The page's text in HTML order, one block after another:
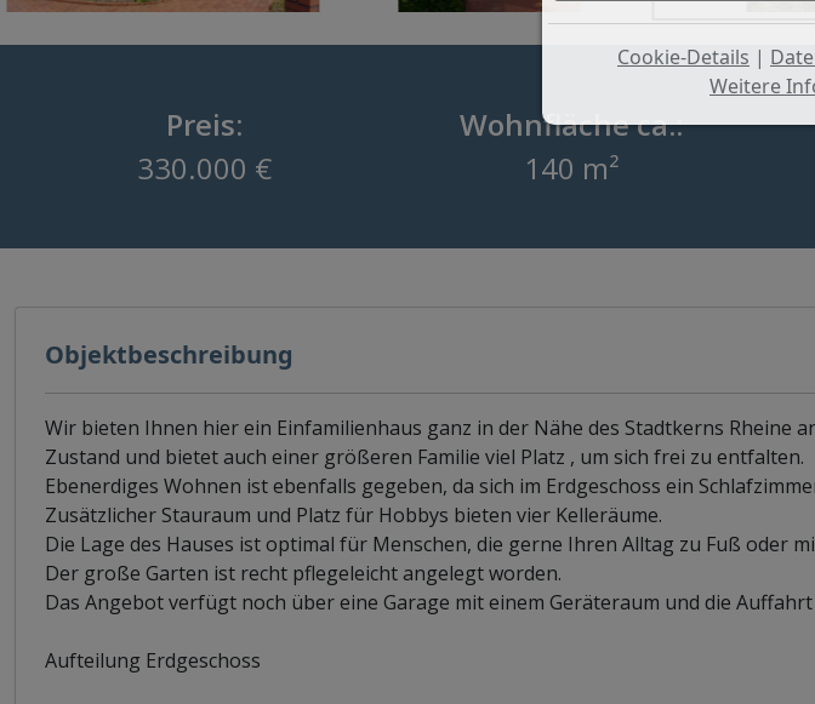
Preis:
330.000 €
Wohnfläche ca.:
140 m²
Objektbeschreibung
Wir bieten Ihnen hier ein Einfamilienhaus ganz in der Nähe des Stadtkerns Rheine
Zustand und bietet auch einer größeren Familie viel Platz , um sich frei zu entfalten.
Ebenerdiges Wohnen ist ebenfalls gegeben, da sich im Erdgeschoss ein
Zusätzlicher Stauraum und Platz für Hobbys bieten vier Kelleräume.
Die Lage des Hauses ist optimal für Menschen, die gerne Ihren Alltag zu Fuß oder
Der große Garten ist recht pflegeleicht angelegt worden.
Das Angebot verfügt noch über eine Garage mit einem Geräteraum und die
Aufteilung Erdgeschoss
Cookie-Details |
Weitere